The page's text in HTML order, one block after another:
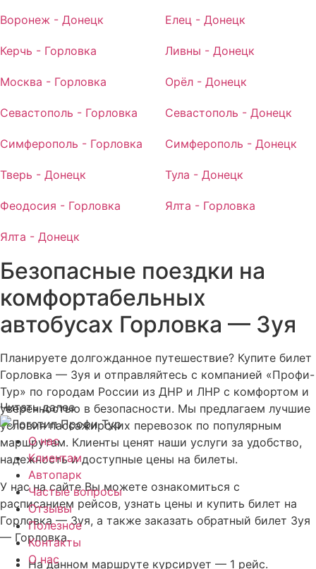
Воронеж - Донецк Елец - Донецк
Керчь - Горловка Ливны - Донецк
Москва - Горловка Орёл - Донецк
Севастополь - Горловка Севастополь - Донецк
Симферополь - Горловка Симферополь - Донецк
Тверь - Донецк Тула - Донецк
Феодосия - Горловка Ялта - Горловка
Ялта - Донецк
Безопасные поездки на
комфортабельных
автобусах Горловка — Зуя
Планируете долгожданное путешествие? Купите билет
Горловка — Зуя и отправляйтесь с компанией «Профи-
Тур» по городам России из ДНР и ЛНР с комфортом и
уверенностью в безопасности. Мы предлагаем лучшие
условия пассажирских перевозок по популярным
маршрутам. Клиенты ценят наши услуги за удобство,
надежность и доступные цены на билеты.
У нас на сайте Вы можете ознакомиться с
расписанием рейсов, узнать цены и купить билет на
Горловка — Зуя, а также заказать обратный билет Зуя
— Горловка.
На данном маршруте курсирует — 1 рейс.
Читать далее
О нас
Клиентам
Автопарк
Частые вопросы
Отзывы
Полезное
Контакты
О нас